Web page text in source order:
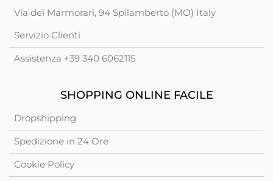
Via dei Marmorari, 94 Spilamberto (MO) Italy
Servizio Clienti
Assistenza +39 340 6062115
SHOPPING ONLINE FACILE
Dropshipping
Spedizione in 24 Ore
Cookie Policy